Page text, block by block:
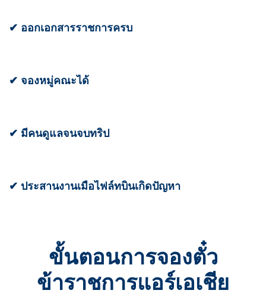
✔ ออกเอกสารราชการครบ
✔ จองหมู่คณะได้
✔ มีคนดูแลจนจบทริป
✔ ประสานงานเมื่อไฟล์ทบินเกิดปัญหา
ขั้นตอนการจองตั๋ว
ข้าราชการแอร์เอเชีย